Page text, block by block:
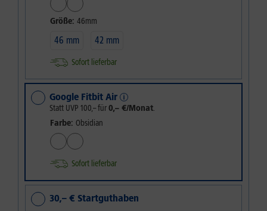
Größe: 46mm
46 mm 42 mm
Sofort lieferbar
Google Fitbit Air
Statt UVP100,–für0,– €/Monat.
Farbe: Obsidian
Sofort lieferbar
30,– € Startguthaben